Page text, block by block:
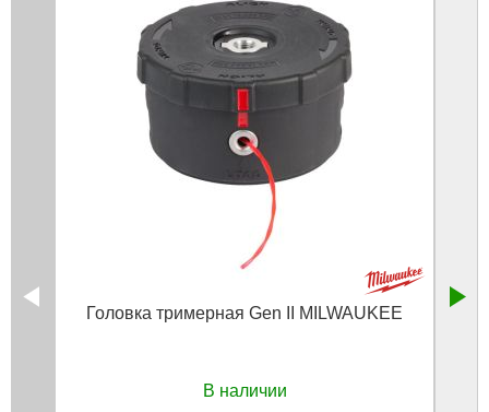
Головка тримерная Gen II MILWAUKEE
В наличии